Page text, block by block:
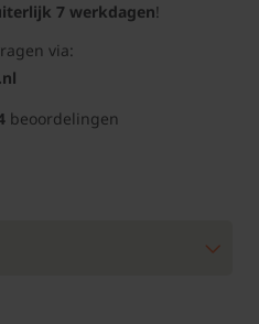
7 werkdagen!
via:
beoordelingen